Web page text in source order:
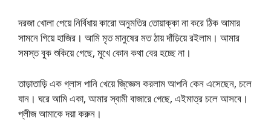
দরজা খোলা পেয়ে নির্বিধায় কারো অনুমতির তোয়াক্কা না করে ঠিক আমার
সামনে গিয়ে হাজির। আমি মৃত মানুষের মত ঠায় দাঁড়িয়ে রইলাম। আমার
সমস্ত বুক শুকিয়ে গেছে, মুখে কোন কথা বের হচ্ছে না।
তাড়াতাড়ি এক গ্লাস পানি খেয়ে জি্জ্ঞেস করলাম আপনি কেন এসেছেন, চলে
যান। ঘরে আমি একা, আমার স্বামী বাজারে গেছে, এইমাত্র চলে আসবে।
প্লীজ আমাকে দয়া করুন।